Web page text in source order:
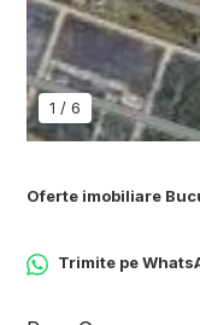
1 / 6
Oferte imobiliare
Trimite pe